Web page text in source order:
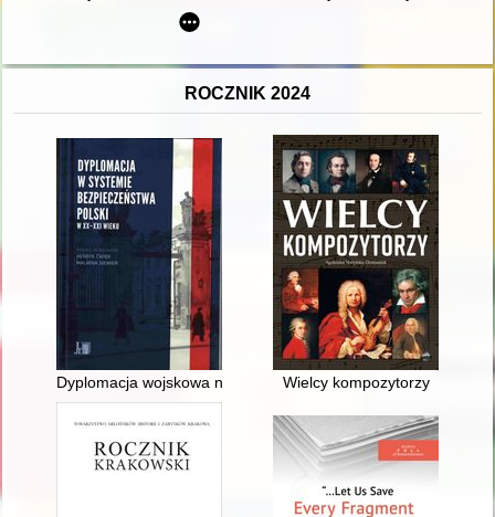
ROCZNIK 2024
Dyplomacja wojskowa na przełomie XX i XXI wieku
Wielcy kompozytorzy